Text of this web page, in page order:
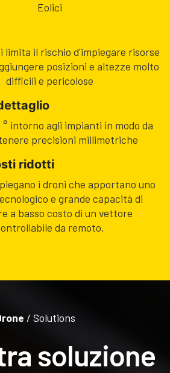
Eolici
limita il rischio d'impiegare risorse
posizioni e altezze molto
difficili e pericolose
° intorno agli impianti in modo da
precisioni millimetriche
ridotti
i droni che apportano uno
e grande capacità di
a basso costo di un vettore
da remoto.
/ Solutions
soluzione